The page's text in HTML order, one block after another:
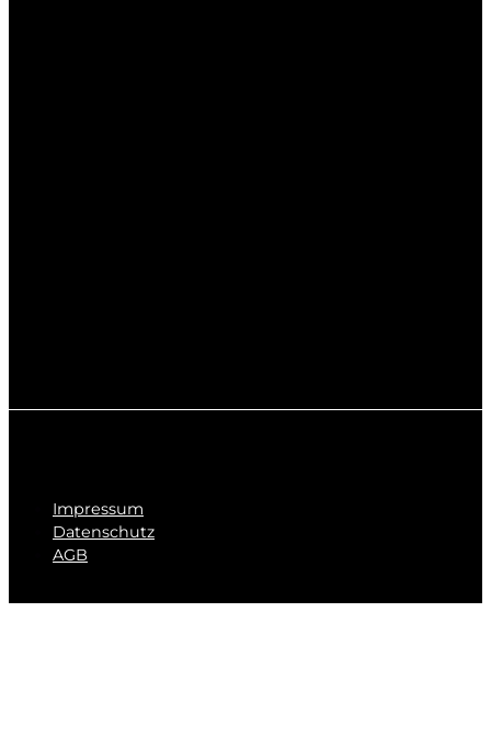
Impressum
Datenschutz
AGB